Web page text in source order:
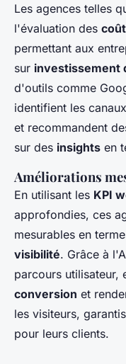
Les agences telles
l'évaluation des
permettant aux
sur investissement
d'outils comme
identifient les
et recommandent
sur des insights en
Améliorations
En utilisant les KPI
approfondies, ces
mesurables en
visibilité. Grâce à
parcours utilisateur,
conversion et
les visiteurs,
pour leurs clients.